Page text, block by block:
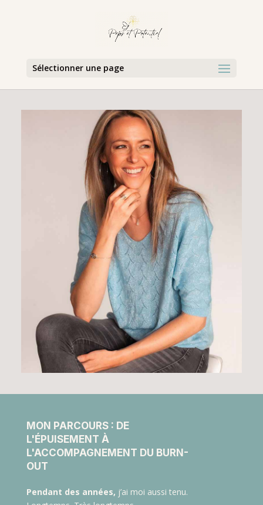
Sélectionner une page
MON PARCOURS : DE
L'ÉPUISEMENT À
L'ACCOMPAGNEMENT DU BURN-
OUT
Pendant des années, j’ai moi aussi tenu.